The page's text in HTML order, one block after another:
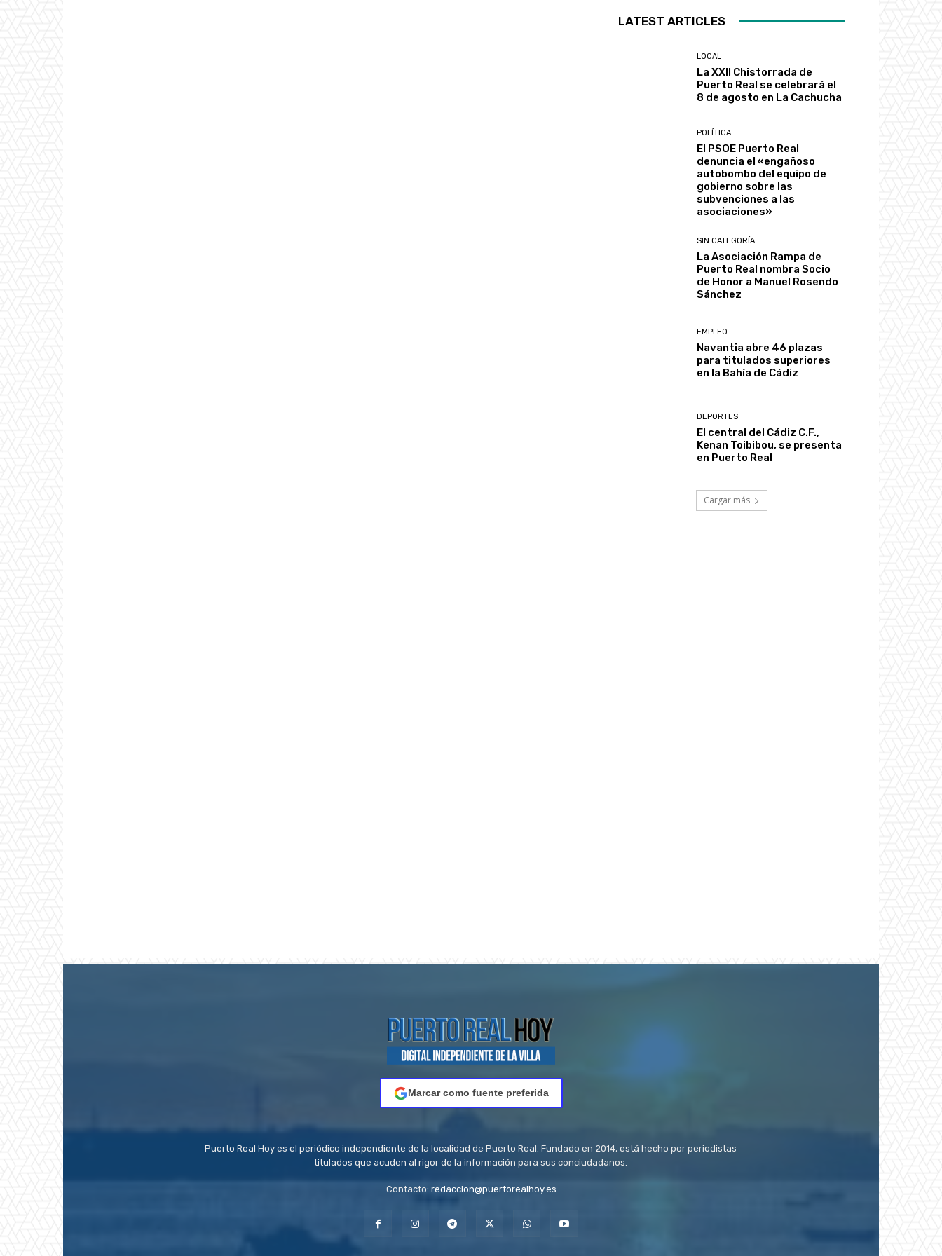
LATEST ARTICLES
LOCAL
La XXII Chistorrada de
Puerto Real se celebrará el
8 de agosto en La Cachucha
POLÍTICA
El PSOE Puerto Real
denuncia el «engañoso
autobombo del equipo de
gobierno sobre las
subvenciones a las
asociaciones»
SIN CATEGORÍA
La Asociación Rampa de
Puerto Real nombra Socio
de Honor a Manuel Rosendo
Sánchez
EMPLEO
Navantia abre 46 plazas
para titulados superiores
en la Bahía de Cádiz
DEPORTES
El central del Cádiz C.F.,
Kenan Toibibou, se presenta
en Puerto Real
Cargar más
Marcar como fuente preferida
Puerto Real Hoy es el periódico independiente de la localidad de Puerto Real. Fundado en 2014, está hecho por periodistas
titulados que acuden al rigor de la información para sus conciudadanos.
Contacto: redaccion@puertorealhoy.es